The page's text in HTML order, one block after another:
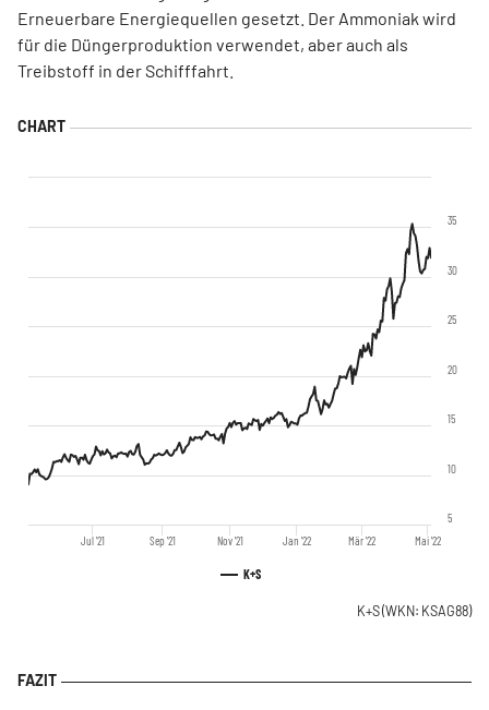
Erneuerbare Energiequellen gesetzt. Der Ammoniak wird
für die Düngerproduktion verwendet, aber auch als
Treibstoff in der Schifffahrt.
K+S
Jul '21 Sep '21 Nov '21 Jan '22 Mär '22 Mai '22
5
10
15
20
25
30
35
K+S(WKN: KSAG88)